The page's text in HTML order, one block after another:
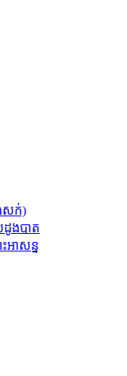
សក់)
ដូងបាត
ាសន្ន